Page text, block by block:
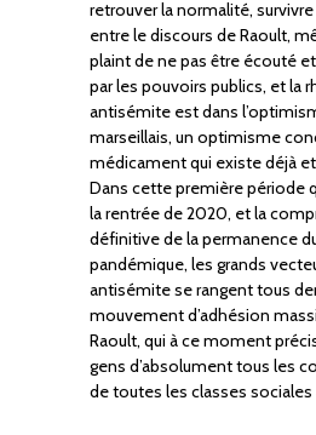
retrouver la normalité,
entre le discours de Raoult,
plaint de ne pas être écouté
par les pouvoirs publics, et la
antisémite est dans
marseillais, un optimisme
médicament qui existe déjà
Dans cette première période
la rentrée de 2020, et la
définitive de la permanence
pandémique, les grands
antisémite se rangent tous
mouvement d’adhésion
Raoult, qui à ce moment
gens d’absolument tous les
de toutes les classes sociales